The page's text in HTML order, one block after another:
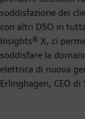
soddisfazione dei
con altri DSO in
Insights® X, ci
soddisfare la
elettrica di nuova
Erlinghagen, CEO